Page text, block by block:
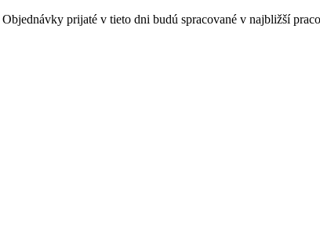
prijaté v tieto dni budú spracované v najbližší